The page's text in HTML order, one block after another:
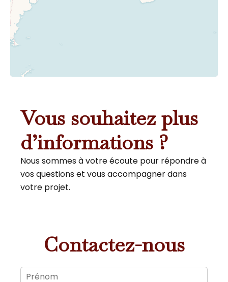
Vous souhaitez plus
d’informations ?
Nous sommes à votre écoute pour répondre à
vos questions et vous accompagner dans
votre projet.
Contactez-nous